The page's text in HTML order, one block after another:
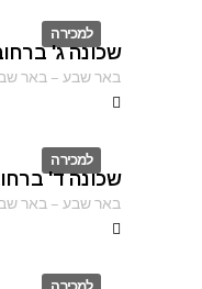
למכירה
ID
שכונה ג'
באר שבע–באר
למכירה
ID
שכונה ד'
באר שבע–באר